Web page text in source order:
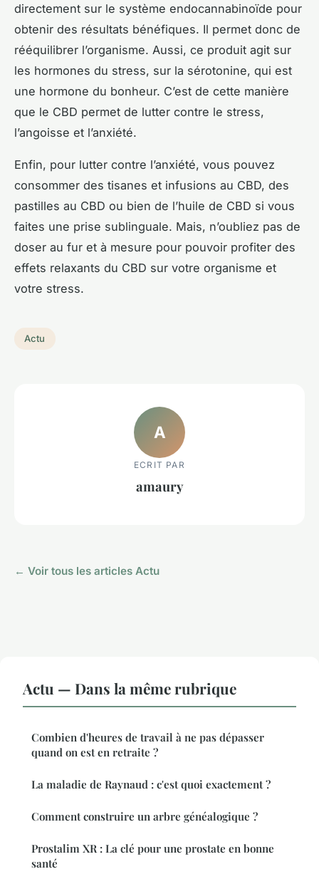
directement sur le système endocannabinoïde pour
obtenir des résultats bénéfiques. Il permet donc de
rééquilibrer l’organisme. Aussi, ce produit agit sur
les hormones du stress, sur la sérotonine, qui est
une hormone du bonheur. C’est de cette manière
que le CBD permet de lutter contre le stress,
l’angoisse et l’anxiété.
Enfin, pour lutter contre l’anxiété, vous pouvez
consommer des tisanes et infusions au CBD, des
pastilles au CBD ou bien de l’huile de CBD si vous
faites une prise sublinguale. Mais, n’oubliez pas de
doser au fur et à mesure pour pouvoir profiter des
effets relaxants du CBD sur votre organisme et
votre stress.
Actu
A
ECRIT PAR
amaury
← Voir tous les articles Actu
Actu — Dans la même rubrique
Combien d'heures de travail à ne pas dépasser
quand on est en retraite ?
La maladie de Raynaud : c'est quoi exactement ?
Comment construire un arbre généalogique ?
Prostalim XR : La clé pour une prostate en bonne
santé